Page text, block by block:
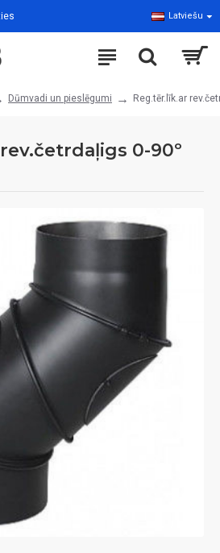
Latviešu
Dūmvadi un pieslēgumi Reg.tēr.līk.ar
0-90º